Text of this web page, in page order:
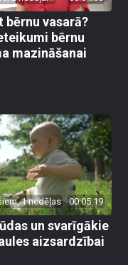
bērnu vasarā?
bērnu
mazināšanai
1 nedēļas 00:05:19
un svarīgākie
aizsardzībai